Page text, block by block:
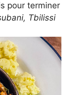
pour terminer
Tbilissi